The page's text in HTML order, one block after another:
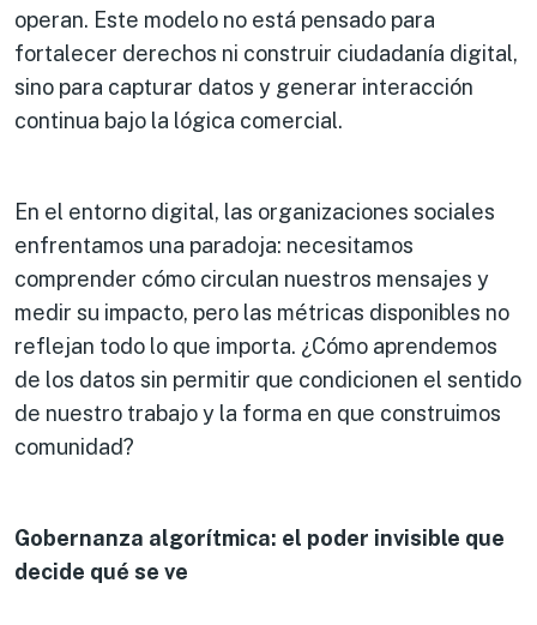
operan. Este modelo no está pensado para
fortalecer derechos ni construir ciudadanía digital,
sino para capturar datos y generar interacción
continua bajo la lógica comercial.
En el entorno digital, las organizaciones sociales
enfrentamos una paradoja: necesitamos
comprender cómo circulan nuestros mensajes y
medir su impacto, pero las métricas disponibles no
reflejan todo lo que importa. ¿Cómo aprendemos
de los datos sin permitir que condicionen el sentido
de nuestro trabajo y la forma en que construimos
comunidad?
Gobernanza algorítmica: el poder invisible que
decide qué se ve